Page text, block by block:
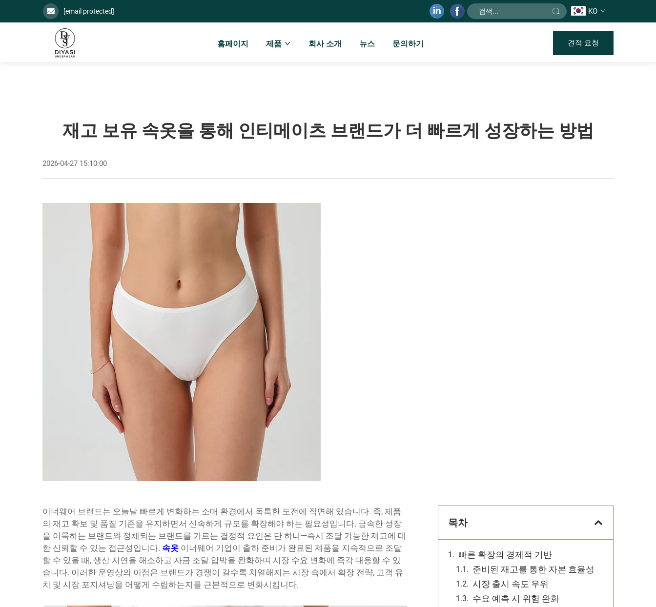
[email protected] KO
홈페이지 제품 회사 소개 뉴스 문의하기 견적 요청
재고 보유 속옷을 통해 인티메이츠 브랜드가 더 빠르게 성장하는 방법
2026-04-27 15:10:00
이너웨어 브랜드는 오늘날 빠르게 변화하는 소매 환경에서 독특한 도전에 직면해 있습니다. 즉, 제품
의 재고 확보 및 품질 기준을 유지하면서 신속하게 규모를 확장해야 하는 필요성입니다. 급속한 성장
을 이룩하는 브랜드와 정체되는 브랜드를 가르는 결정적 요인은 단 하나—즉시 조달 가능한 재고에 대
한 신뢰할 수 있는 접근성입니다. 속옷 이너웨어 기업이 출하 준비가 완료된 제품을 지속적으로 조달
할 수 있을 때, 생산 지연을 해소하고 자금 조달 압박을 완화하며 시장 수요 변화에 즉각 대응할 수 있
습니다. 이러한 운영상의 이점은 브랜드가 경쟁이 갈수록 치열해지는 시장 속에서 확장 전략, 고객 유
치 및 시장 포지셔닝을 어떻게 수립하는지를 근본적으로 변화시킵니다.
목차
빠른 확장의 경제적 기반
준비된 재고를 통한 자본 효율성
시장 출시 속도 우위
수요 예측 시 위험 완화